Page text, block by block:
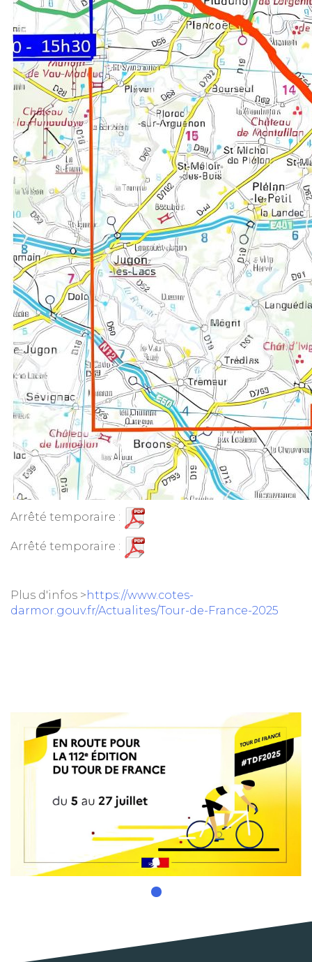
Arrêté temporaire :
Arrêté temporaire :
Plus d'infos >https://www.cotes-
darmor.gouv.fr/Actualites/Tour-de-France-2025